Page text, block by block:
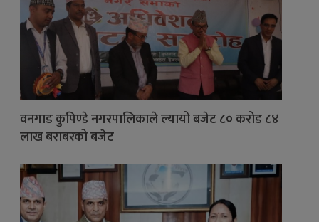
वनगाड कुपिण्डे नगरपालिकाले ल्यायो बजेट ८० करोड ८४
लाख बराबरको बजेट